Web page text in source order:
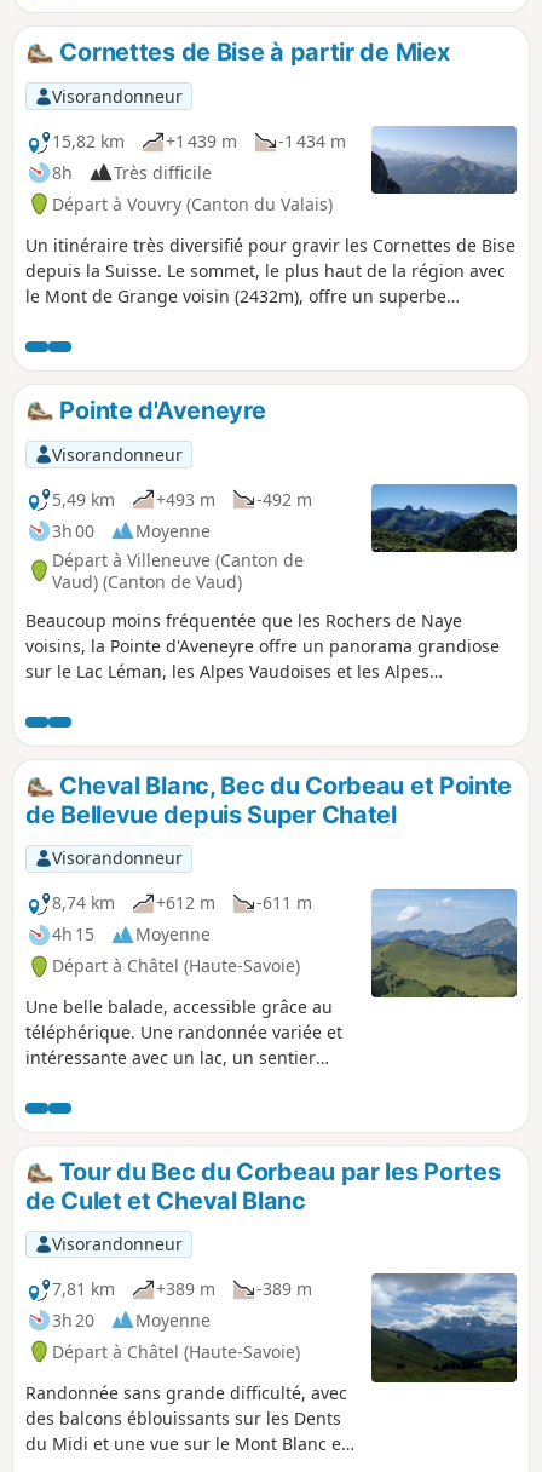
Cornettes de Bise à partir de Miex
Visorandonneur
15,82 km
+1 439 m
-1 434 m
8h
Très difficile
Départ à Vouvry (Canton du Valais)
Un itinéraire très diversifié pour gravir les Cornettes de Bise
depuis la Suisse. Le sommet, le plus haut de la région avec
le Mont de Grange voisin (2432m), offre un superbe
se déroule dans un superbe cadre sauvage et le site de
Tanay est enchanteur. Une randonnée longue avec
beaucoup de dénivelé, qui nécessite d'être en bonne forme
physique.
Pointe d'Aveneyre
Visorandonneur
5,49 km
+493 m
-492 m
3h 00
Moyenne
Départ à Villeneuve (Canton de
Vaud) (Canton de Vaud)
Beaucoup moins fréquentée que les Rochers de Naye
voisins, la Pointe d'Aveneyre offre un panorama grandiose
sur le Lac Léman, les Alpes Vaudoises et les Alpes
Cheval Blanc, Bec du Corbeau et Pointe
de Bellevue depuis Super Chatel
Visorandonneur
8,74 km
+612 m
-611 m
4h 15
Moyenne
Départ à Châtel (Haute-Savoie)
Une belle balade, accessible grâce au
téléphérique. Une randonnée variée et
intéressante avec un lac, un sentier
superbes points de vue.
Tour du Bec du Corbeau par les Portes
de Culet et Cheval Blanc
Visorandonneur
7,81 km
+389 m
-389 m
3h 20
Moyenne
Départ à Châtel (Haute-Savoie)
Randonnée sans grande difficulté, avec
des balcons éblouissants sur les Dents
du Midi et une vue sur le Mont Blanc en